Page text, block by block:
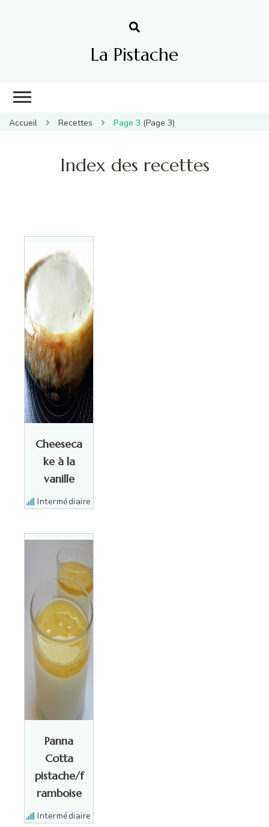
La Pistache
Accueil Recettes Page 3 (Page 3)
Index des recettes
Cheeseca
ke à la
vanille
Intermédiaire
Panna
Cotta
pistache/f
ramboise
Intermédiaire